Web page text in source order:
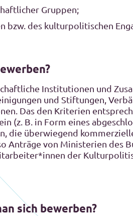
Gruppen;
bzw. des kulturpolitischen
Institutionen und
und Stiftungen,
Das den Kriterien
(z. B. in Form eines
die überwiegend
Anträge von Ministerien des
der
sich bewerben?